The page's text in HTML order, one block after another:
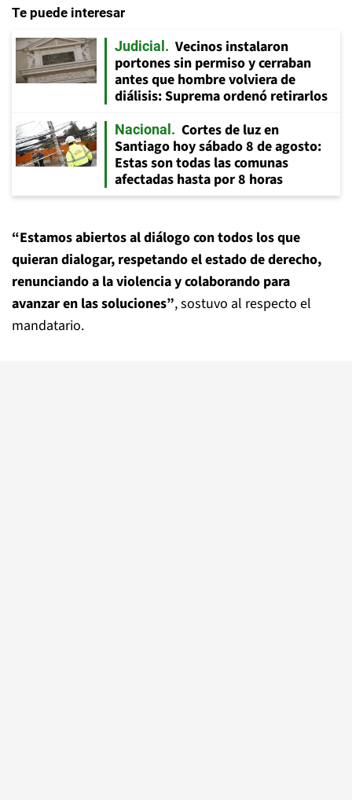
Te puede interesar
Judicial
Vecinos instalaron
portones sin permiso y cerraban
antes que hombre volviera de
diálisis: Suprema ordenó retirarlos
Nacional
Cortes de luz en
Santiago hoy sábado 8 de agosto:
Estas son todas las comunas
afectadas hasta por 8 horas
“Estamos abiertos al diálogo con todos los que
quieran dialogar, respetando el estado de derecho,
renunciando a la violencia y colaborando para
avanzar en las soluciones”, sostuvo al respecto el
mandatario.